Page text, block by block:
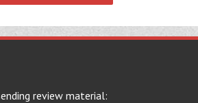
review material: